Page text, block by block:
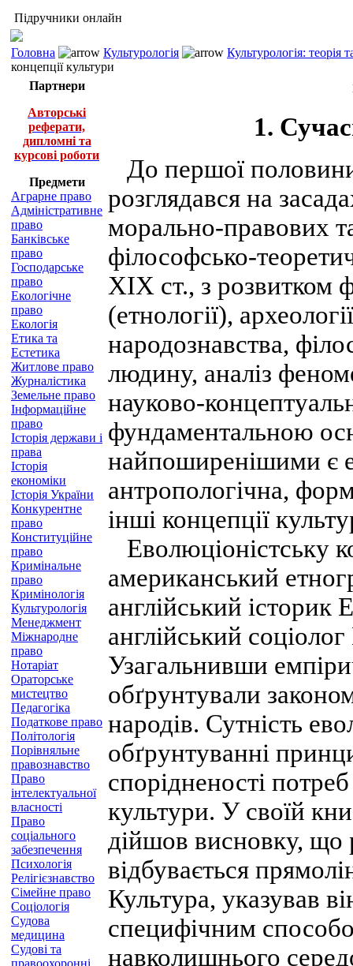
Підручники онлайн
Головна Культурологія
Культурологія: теорія
концепції культури
Партнери
Авторські
реферати,
дипломні та
курсові роботи
Предмети
Аграрне право
Адміністративне
право
Банківське
право
Господарське
право
Екологічне
право
Екологія
Етика та
Естетика
Житлове право
Журналістика
Земельне право
Інформаційне
право
Історія держави і
права
Історія
економіки
Історія України
Конкурентне
право
Конституційне
право
Кримінальне
право
Кримінологія
Культурологія
Менеджмент
Міжнародне
право
Нотаріат
Ораторське
мистецтво
Педагогіка
Податкове право
Політологія
Порівняльне
правознавство
Право
інтелектуальної
власності
Право
соціального
забезпечення
Психологія
Релігієзнавство
Сімейне право
Соціологія
Судова
медицина
Судові та
правоохоронні
1.
До першої
розглядався на
морально-правових
філософсько-
XIX ст., з розвитком
(етнології),
народознавства,
людину, аналіз
науково-
фундаментальною
найпоширенішими є
антропологічна,
інші концепції
Еволюціоністську
американський
англійський
англійський
Узагальнивши
обґрунтували
народів. Сутність
обґрунтуванні
спорідненості
культури. У своїй
дійшов висновку, що
відбувається
Культура, указував
специфічним
навколишнього